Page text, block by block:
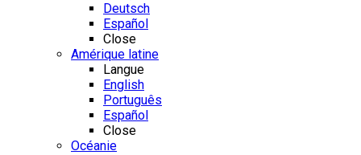
Deutsch
Español
Close
Amérique latine
Langue
English
Português
Español
Close
Océanie